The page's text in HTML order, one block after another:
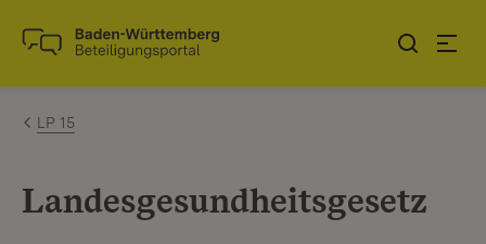
Zum Inhalt springen
Link zur Startseite
LP 15
Landesgesundheitsgesetz